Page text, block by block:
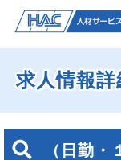
求人情報詳
（日勤